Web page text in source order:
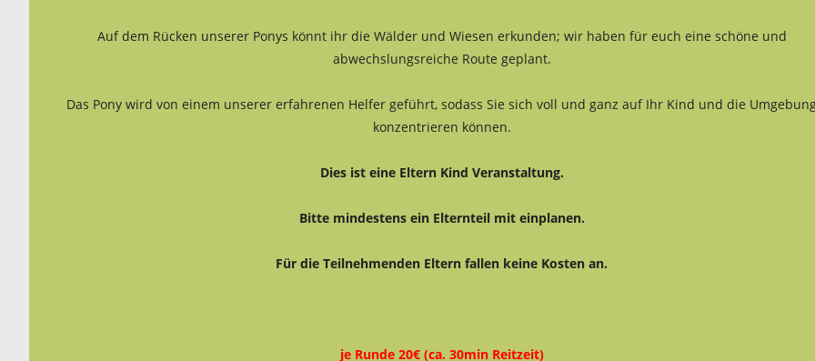
Auf dem Rücken unserer Ponys könnt ihr die Wälder und Wiesen erkunden; wir haben für euch eine schöne und
abwechslungsreiche Route geplant.
Das Pony wird von einem unserer erfahrenen Helfer geführt, sodass Sie sich voll und ganz auf Ihr Kind und die
konzentrieren können.
Dies ist eine Eltern Kind Veranstaltung.
Bitte mindestens ein Elternteil mit einplanen.
Für die Teilnehmenden Eltern fallen keine Kosten an.
je Runde 20€ (ca. 30min Reitzeit)